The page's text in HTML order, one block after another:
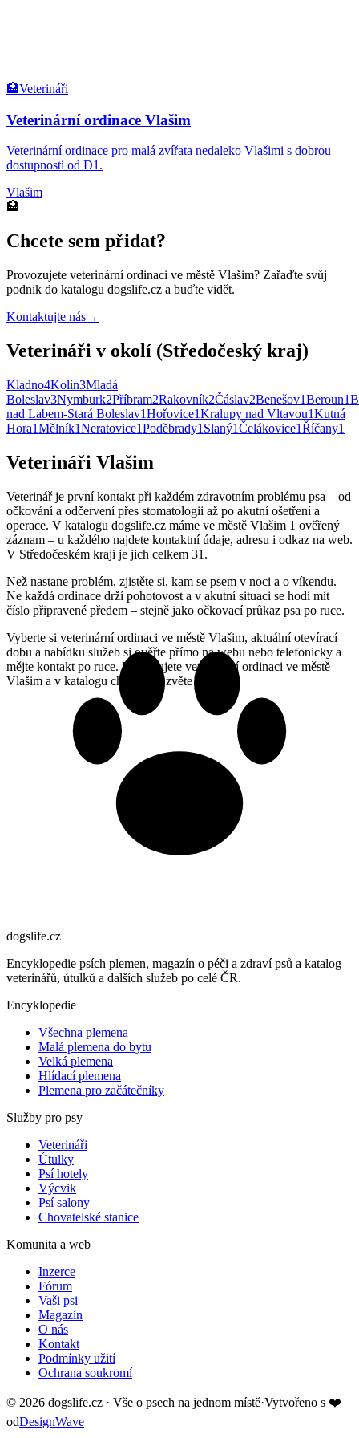
🏥Veterináři
Veterinární ordinace Vlašim
Veterinární ordinace pro malá zvířata nedaleko Vlašimi s dobrou
dostupností od D1.
Vlašim
🏥
Chcete sem přidat?
Provozujete veterinární ordinaci ve městě Vlašim? Zařaďte svůj
podnik do katalogu dogslife.cz a buďte vidět.
Kontaktujte nás→
Veterináři v okolí (Středočeský kraj)
Kladno4Kolín3Mladá
Boleslav3Nymburk2Příbram2Rakovník2Čáslav2Benešov1Beroun1
nad Labem-Stará Boleslav1Hořovice1Kralupy nad Vltavou1Kutná
Hora1Mělník1Neratovice1Poděbrady1 Slaný1Čelákovice1Říčany1
Veterináři Vlašim
Veterinář je první kontakt při každém zdravotním problému psa – od
očkování a odčervení přes stomatologii až po akutní ošetření a
operace. V katalogu dogslife.cz máme ve městě Vlašim 1 ověřený
záznam – u každého najdete kontaktní údaje, adresu i odkaz na web.
V Středočeském kraji je jich celkem 31.
Než nastane problém, zjistěte si, kam se psem v noci a o víkendu.
Ne každá ordinace drží pohotovost a v akutní situaci se hodí mít
číslo připravené předem – stejně jako očkovací průkaz psa po ruce.
Vyberte si veterinární ordinaci ve městě Vlašim, aktuální otevírací
dobu a nabídku služeb si ověřte přímo na webu nebo telefonicky a
mějte kontakt po ruce. Provozujete veterinární ordinaci ve městě
Vlašim a v katalogu chybíte? Ozvěte se nám.
dogslife.cz
Encyklopedie psích plemen, magazín o péči a zdraví psů a katalog
veterinářů, útulků a dalších služeb po celé ČR.
Encyklopedie
Všechna plemena
Malá plemena do bytu
Velká plemena
Hlídací plemena
Plemena pro začátečníky
Služby pro psy
Veterináři
Útulky
Psí hotely
Výcvik
Psí salony
Chovatelské stanice
Komunita a web
Inzerce
Fórum
Vaši psi
Magazín
O nás
Kontakt
Podmínky užití
Ochrana soukromí
© 2026 dogslife.cz · Vše o psech na jednom místě·Vytvořeno s ❤️
odDesignWave